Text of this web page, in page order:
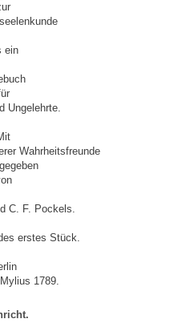
ein
Ungelehrte.
Wahrheitsfreunde
C. F. Pockels.
erstes Stück.
1789.